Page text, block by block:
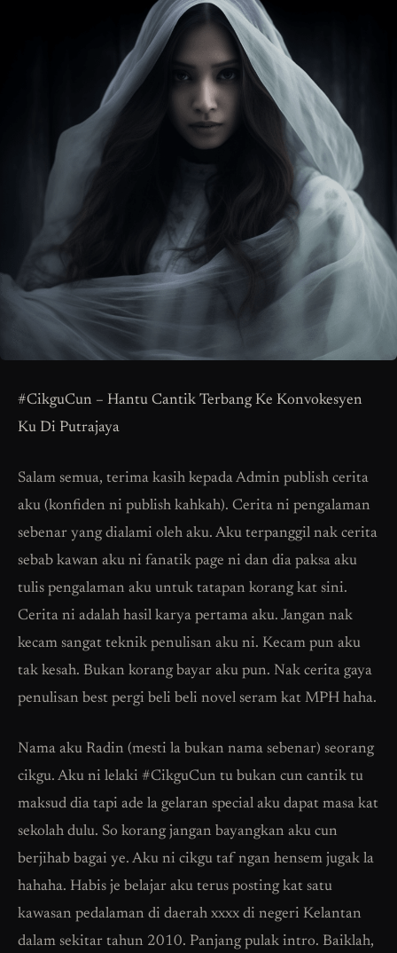
#CikguCun – Hantu Cantik Terbang Ke Konvokesyen
Ku Di Putrajaya
Salam semua, terima kasih kepada Admin publish cerita
aku (konfiden ni publish kahkah). Cerita ni pengalaman
sebenar yang dialami oleh aku. Aku terpanggil nak cerita
sebab kawan aku ni fanatik page ni dan dia paksa aku
tulis pengalaman aku untuk tatapan korang kat sini.
Cerita ni adalah hasil karya pertama aku. Jangan nak
kecam sangat teknik penulisan aku ni. Kecam pun aku
tak kesah. Bukan korang bayar aku pun. Nak cerita gaya
penulisan best pergi beli beli novel seram kat MPH haha.
Nama aku Radin (mesti la bukan nama sebenar) seorang
cikgu. Aku ni lelaki #CikguCun tu bukan cun cantik tu
maksud dia tapi ade la gelaran special aku dapat masa kat
sekolah dulu. So korang jangan bayangkan aku cun
berjihab bagai ye. Aku ni cikgu taf ngan hensem jugak la
hahaha. Habis je belajar aku terus posting kat satu
kawasan pedalaman di daerah xxxx di negeri Kelantan
dalam sekitar tahun 2010. Panjang pulak intro. Baiklah,